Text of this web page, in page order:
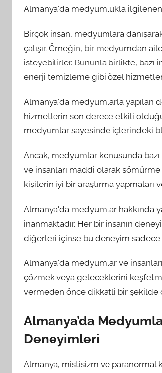
Almanya'da medyumlukla ilgilenen
Birçok insan, medyumlara
çalışır. Örneğin, bir medyumdan
isteyebilirler. Bununla birlikte,
enerji temizleme gibi özel
Almanya'da medyumlarla yapılan
hizmetlerin son derece etkili
medyumlar sayesinde içlerindeki
Ancak, medyumlar konusunda
ve insanları maddi olarak
kişilerin iyi bir araştırma
Almanya'da medyumlar hakkında
inanmaktadır. Her bir insanın
diğerleri içinse bu deneyim
Almanya'da medyumlar ve
çözmek veya geleceklerini
vermeden önce dikkatli bir şekilde
Almanya’da
Deneyimleri
Almanya, mistisizm ve paranormal